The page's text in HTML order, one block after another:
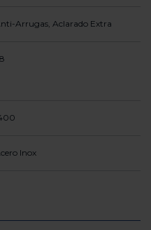
Arrugas, Aclarado Extra
Inox